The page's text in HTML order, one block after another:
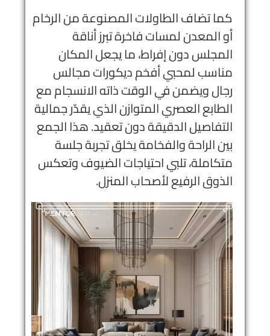
كما تضاف الطاولات المصنوعة من الرخام
أو المعدن لمسات فاخرة تبرز أناقة
المجلس دون إفراط، ما يجعل المكان
مناسب لمحبي أفخم ديكورات مجالس
رجال ويضمن في الوقت ذاته الانسجام مع
الطابع العصري المتوازن الذي يقدّر جمالية
التفاصيل الدقيقة دون تعقيد. هذا الجمع
بين الراحة والفخامة يخلق تجربة جلسة
متكاملة، تلبي احتياجات الضيوف وتعكس
الذوق الرفيع لأصحاب المنزل.